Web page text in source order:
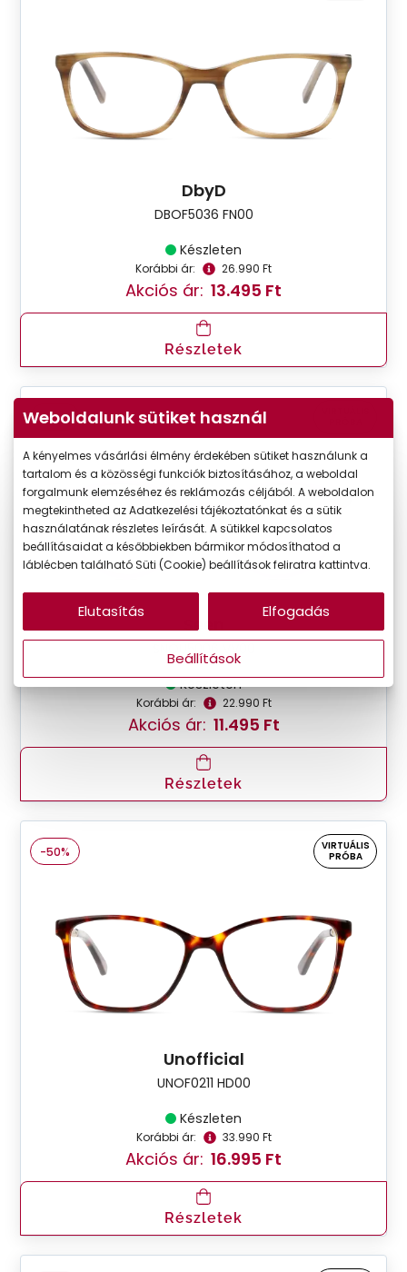
DbyD
DBOF5036 FN00
Készleten
Korábbi ár: 26.990 Ft
Akciós ár: 13.495 Ft
Részletek
-50%
Seen
SNOU5006 VV00
Készleten
Korábbi ár: 22.990 Ft
Akciós ár: 11.495 Ft
Részletek
-50%
VIRTUÁLIS
PRÓBA
Unofficial
UNOF0211 HD00
Készleten
Korábbi ár: 33.990 Ft
Akciós ár: 16.995 Ft
Részletek
Weboldalunk sütiket használ
A kényelmes vásárlási élmény érdekében sütiket használunk a
tartalom és a közösségi funkciók biztosításához, a weboldal
forgalmunk elemzéséhez és reklámozás céljából. A weboldalon
megtekintheted az Adatkezelési tájékoztatónkat és a sütik
használatának részletes leírását. A sütikkel kapcsolatos
beállításaidat a későbbiekben bármikor módosíthatod a
láblécben található Süti (Cookie) beállítások feliratra kattintva.
Beállítások
Elutasítás Elfogadás